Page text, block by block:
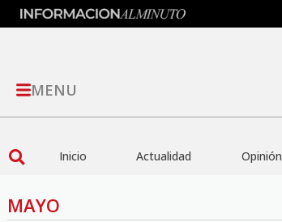
MENU
Inicio Actualidad Opinión
MAYO